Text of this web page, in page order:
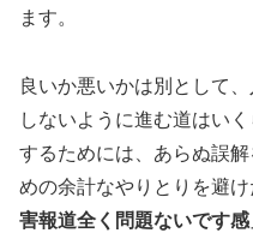
ます。
良いか悪いかは別として
しないように進む道はい
するためには、あらぬ誤
めの余計なやりとりを避け
害報道全く問題ないです